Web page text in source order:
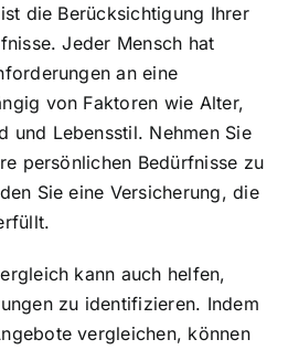
die Berücksichtigung Ihrer
Jeder Mensch hat
an eine
von Faktoren wie Alter,
und Lebensstil. Nehmen Sie
persönlichen Bedürfnisse zu
Sie eine Versicherung, die
kann auch helfen,
zu identifizieren. Indem
vergleichen, können